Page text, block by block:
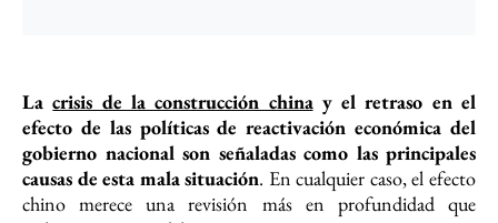
Lacrisis de la construcción chinay el retraso en el
efecto de las políticas de reactivación económica del
gobierno nacional son señaladas como las principales
causas de esta mala situación. En cualquier caso, el efecto
chino merece una revisión más en profundidad que